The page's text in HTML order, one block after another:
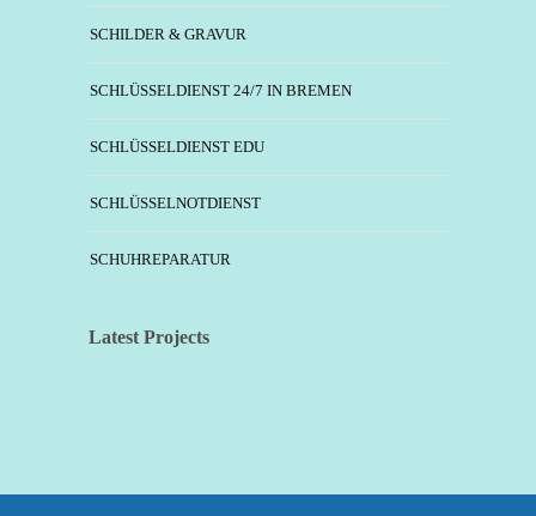
SCHILDER & GRAVUR
SCHLÜSSELDIENST 24/7 IN BREMEN
SCHLÜSSELDIENST EDU
SCHLÜSSELNOTDIENST
SCHUHREPARATUR
Latest Projects